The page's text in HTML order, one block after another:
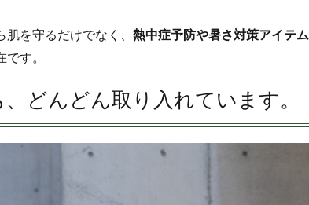
肌を守るだけでなく、 熱中症予防や暑さ対策アイテム
す。
、どんどん取り入れています。